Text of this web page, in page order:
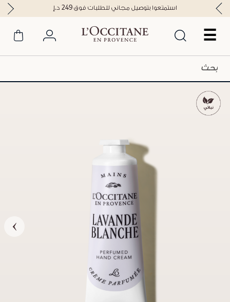
☰
استمتعوا بتوصيل مجاني للطلبات فوق 249 د.إ